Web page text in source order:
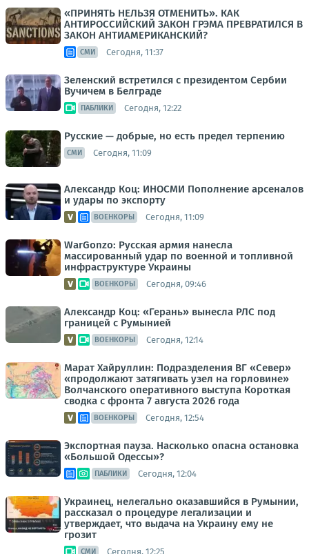
«ПРИНЯТЬ НЕЛЬЗЯ ОТМЕНИТЬ». КАК
АНТИРОССИЙСКИЙ ЗАКОН ГРЭМА ПРЕВРАТИЛСЯ В
ЗАКОН АНТИАМЕРИКАНСКИЙ?
СМИ Сегодня, 11:37
Зеленский встретился с президентом Сербии
Вучичем в Белграде
ПАБЛИКИ Сегодня, 12:22
Русские — добрые, но есть предел терпению
СМИ Сегодня, 11:09
Александр Коц: ИНОСМИ Пополнение арсеналов
и удары по экспорту
ВОЕНКОРЫ Сегодня, 11:09
WarGonzo: Русская армия нанесла
массированный удар по военной и топливной
инфраструктуре Украины
ВОЕНКОРЫ Сегодня, 09:46
Александр Коц: «Герань» вынесла РЛС под
границей с Румынией
ВОЕНКОРЫ Сегодня, 12:14
Марат Хайруллин: Подразделения ВГ «Север»
«продолжают затягивать узел на горловине»
Волчанского оперативного выступа Короткая
сводка с фронта 7 августа 2026 года
ВОЕНКОРЫ Сегодня, 12:54
Экспортная пауза. Насколько опасна остановка
«Большой Одессы»?
ПАБЛИКИ Сегодня, 12:04
Украинец, нелегально оказавшийся в Румынии,
рассказал о процедуре легализации и
утверждает, что выдача на Украину ему не
грозит
СМИ Сегодня, 12:25